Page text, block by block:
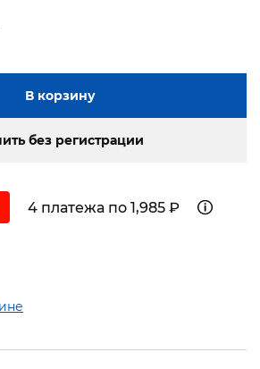
В корзину
без регистрации
4 платежа по 1,985 ₽